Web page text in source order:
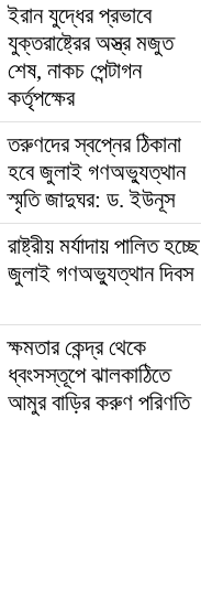
ইরান যুদ্ধের প্রভাবে
যুক্তরাষ্ট্রের অস্ত্র মজুত
শেষ, নাকচ পেন্টাগন
কর্তৃপক্ষের
তরুণদের স্বপ্নের ঠিকানা
হবে জুলাই গণঅভ্যুত্থান
স্মৃতি জাদুঘর: ড. ইউনূস
রাষ্ট্রীয় মর্যাদায় পালিত হচ্ছে
জুলাই গণঅভ্যুত্থান দিবস
ক্ষমতার কেন্দ্র থেকে
ধ্বংসস্তূপে ঝালকাঠিতে
আমুর বাড়ির করুণ পরিণতি